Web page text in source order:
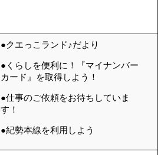
●クエっこランド♪だより
●くらしを便利に！『マイナンバー
カード』を取得しよう！
●仕事のご依頼をお待ちしていま
す！
●紀勢本線を利用しよう